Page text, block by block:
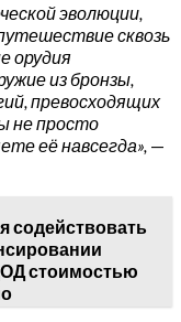
эволюции,
сквозь
орудия
из бронзы,
превосходящих
не просто
её навсегда», —
содействовать
стоимостью